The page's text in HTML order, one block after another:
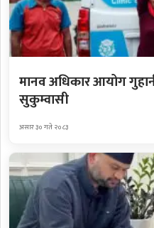
मानव अधिकार आयोग
सुकुम्वासी
असार ३० गते २०८३